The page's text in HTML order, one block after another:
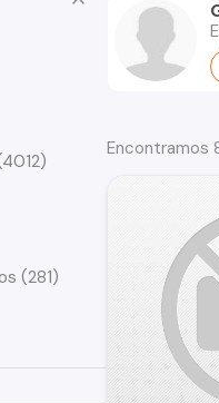
(281)
Encontramos